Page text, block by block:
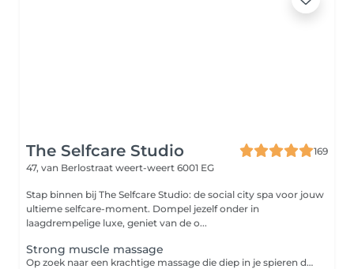
The Selfcare Studio
169
47, van Berlostraat weert-weert 6001 EG
Stap binnen bij The Selfcare Studio: de social city spa voor jouw
ultieme selfcare-moment. Dompel jezelf onder in
laagdrempelige luxe, geniet van de o...
Strong muscle massage
Op zoek naar een krachtige massage die diep in je spieren doordringt en spanning verlicht? Onze deep tissue massage is perfect voor wie houdt van een stevige aanpak. Deze massage helpt je spieren te ontspannen, knopen los te maken en je lichaam weer in balans te brengen.